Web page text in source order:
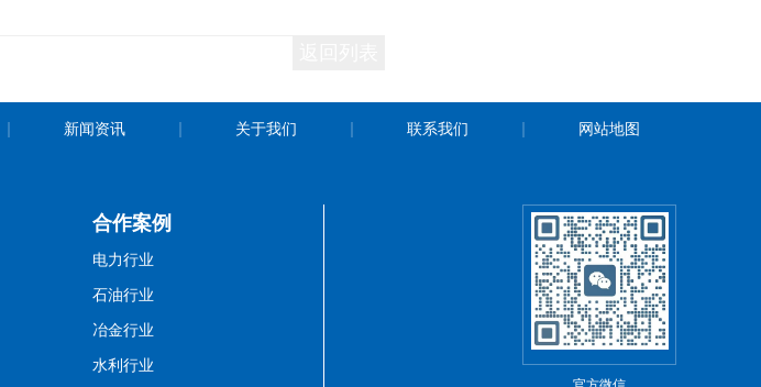
新闻资讯 关于我们 联系我们 网站地图
合作案例
电力行业
石油行业
冶金行业
水利行业